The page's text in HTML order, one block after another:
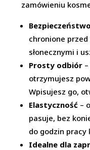
zamówieniu
chronione
słonecznymi i
Prosty odbiór
otrzymujesz
Wpisujesz go,
Elastyczność –
pasuje, bez
do godzin pracy
Idealne dla